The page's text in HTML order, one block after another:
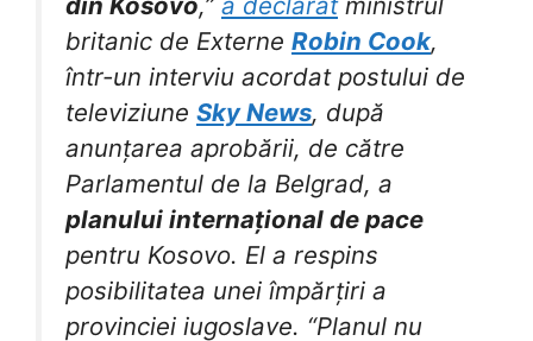
britanic de Externe Robin Cook,
într-un interviu acordat postului de
televiziune Sky News, după
anunțarea aprobării, de către
Parlamentul de la Belgrad, a
planului internațional de pace
pentru Kosovo. El a respins
posibilitatea unei împărțiri a
provinciei iugoslave. “Planul nu